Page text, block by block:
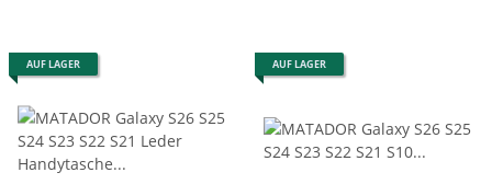
AUF LAGER AUF LAGER